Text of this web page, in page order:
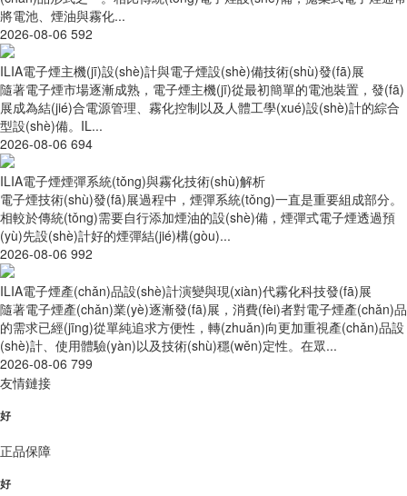
將電池、煙油與霧化...
2026-08-06 592
ILIA電子煙主機(jī)設(shè)計與電子煙設(shè)備技術(shù)發(fā)展
隨著電子煙市場逐漸成熟，電子煙主機(jī)從最初簡單的電池裝置，發(fā)
展成為結(jié)合電源管理、霧化控制以及人體工學(xué)設(shè)計的綜合
型設(shè)備。IL...
2026-08-06 694
ILIA電子煙煙彈系統(tǒng)與霧化技術(shù)解析
電子煙技術(shù)發(fā)展過程中，煙彈系統(tǒng)一直是重要組成部分。
相較於傳統(tǒng)需要自行添加煙油的設(shè)備，煙彈式電子煙透過預
(yù)先設(shè)計好的煙彈結(jié)構(gòu)...
2026-08-06 992
ILIA電子煙產(chǎn)品設(shè)計演變與現(xiàn)代霧化科技發(fā)展
隨著電子煙產(chǎn)業(yè)逐漸發(fā)展，消費(fèi)者對電子煙產(chǎn)品
的需求已經(jīng)從單純追求方便性，轉(zhuǎn)向更加重視產(chǎn)品設
(shè)計、使用體驗(yàn)以及技術(shù)穩(wěn)定性。在眾...
2026-08-06 799
友情鏈接
好
正品保障
好